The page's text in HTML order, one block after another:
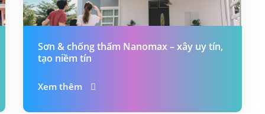
Sơn & chống thấm Nanomax – xây uy tín,
tạo niềm tín
Xem thêm